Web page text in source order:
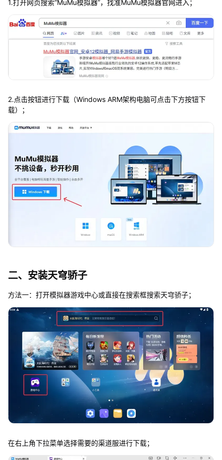
1.打开网页搜索“MuMu模拟器”，找准MuMu模拟器官网进入；
2.点击按钮进行下载（Windows ARM架构电脑可点击下方按钮下
载）；
二、安装天穹骄子
方法一：打开模拟器游戏中心或直接在搜索框搜索天穹骄子；
在右上角下拉菜单选择需要的渠道服进行下载；